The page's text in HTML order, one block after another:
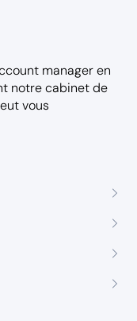
manager en
notrecabinet de
vous